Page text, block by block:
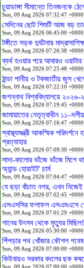
চুয়াডাঙ্গা সীমান্তে তিনজনকে
Sun, 09 Aug 2026 07:32:47 +0000
সেদিনের ছোট শিশুটি আজ বড়
Sun, 09 Aug 2026 06:45:00 +0000
টঙ্গীতে সড়ক দুর্ঘটনায়
Sun, 09 Aug 2026 07:26:38 +0000
ব্যর্থ হওয়ার পরে আবারও
Sun, 09 Aug 2026 07:25:48 +0000
ঠান্ডা পানীয় ও টকজাতীয় জুস
Sun, 09 Aug 2026 07:22:10 +0000
জগন্নাথ বিশ্ববিদ্যালয়ে ২০২৬-
Sun, 09 Aug 2026 07:19:45 +0000
জামায়াতের নেতৃত্বাধীন
Sun, 09 Aug 2026 07:16:47 +0000
স্বাস্থ্যমন্ত্রী আকস্মিক
প্রত্যাহার
Sun, 09 Aug 2026 07:09:30 +0000
সাদা-কালোর ভাঁজে ভাঁজে মিশে
অ্যান্ড হোয়াইট' চার্ম
Sun, 09 Aug 2026 07:04:47 +0000
যে ছড়া বাঁচাত নগর, এখন নিজেই
Sun, 09 Aug 2026 07:02:45 +0000
এসএসসির ফলাফল এসএমএসে
Sun, 09 Aug 2026 07:01:29 +0000
গানের উৎসব থেকে মৃত্যুর মিছিল!
Sun, 09 Aug 2026 05:30:00 +0000
পিঁপড়ার পথ খোঁজার কৌশল
Sun, 09 Aug 2026 07:00:00 +0000
কিউবায়ও সরকার বদলের ছক
Sun, 09 Aug 2026 07:00:00 +0000